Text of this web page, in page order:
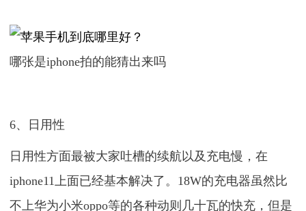
哪张是iphone拍的能猜出来吗
6、日用性
日用性方面最被大家吐槽的续航以及充电慢，在
iphone11上面已经基本解决了。18W的充电器虽然比
不上华为小米oppo等的各种动则几十瓦的快充，但是